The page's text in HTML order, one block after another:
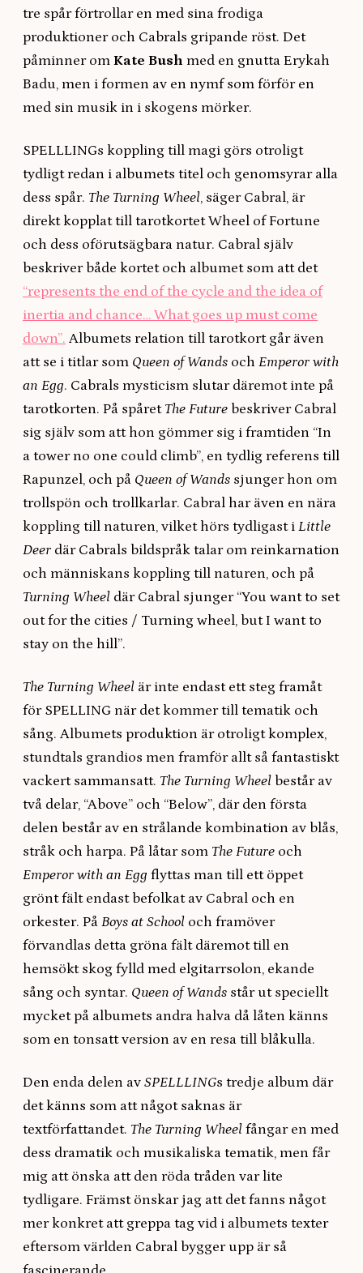
tre spår förtrollar en med sina frodiga
produktioner och Cabrals gripande röst. Det
påminner om Kate Bush med en gnutta Erykah
Badu, men i formen av en nymf som förför en
med sin musik in i skogens mörker.
SPELLLINGs koppling till magi görs otroligt
tydligt redan i albumets titel och genomsyrar alla
dess spår. The Turning Wheel, säger Cabral, är
direkt kopplat till tarotkortet Wheel of Fortune
och dess oförutsägbara natur. Cabral själv
beskriver både kortet och albumet som att det
“represents the end of the cycle and the idea of
inertia and chance… What goes up must come
down”. Albumets relation till tarotkort går även
att se i titlar som Queen of Wands och Emperor with
an Egg. Cabrals mysticism slutar däremot inte på
tarotkorten. På spåret The Future beskriver Cabral
sig själv som att hon gömmer sig i framtiden “In
a tower no one could climb”, en tydlig referens till
Rapunzel, och på Queen of Wands sjunger hon om
trollspön och trollkarlar. Cabral har även en nära
koppling till naturen, vilket hörs tydligast i Little
Deer där Cabrals bildspråk talar om reinkarnation
och människans koppling till naturen, och på
Turning Wheel där Cabral sjunger “You want to set
out for the cities / Turning wheel, but I want to
stay on the hill”.
The Turning Wheel är inte endast ett steg framåt
för SPELLING när det kommer till tematik och
sång. Albumets produktion är otroligt komplex,
stundtals grandios men framför allt så fantastiskt
vackert sammansatt. The Turning Wheel består av
två delar, “Above” och “Below”, där den första
delen består av en strålande kombination av blås,
stråk och harpa. På låtar som The Future och
Emperor with an Egg flyttas man till ett öppet
grönt fält endast befolkat av Cabral och en
orkester. På Boys at School och framöver
förvandlas detta gröna fält däremot till en
hemsökt skog fylld med elgitarrsolon, ekande
sång och syntar. Queen of Wands står ut speciellt
mycket på albumets andra halva då låten känns
som en tonsatt version av en resa till blåkulla.
Den enda delen av SPELLLINGs tredje album där
det känns som att något saknas är
textförfattandet. The Turning Wheel fångar en med
dess dramatik och musikaliska tematik, men får
mig att önska att den röda tråden var lite
tydligare. Främst önskar jag att det fanns något
mer konkret att greppa tag vid i albumets texter
eftersom världen Cabral bygger upp är så